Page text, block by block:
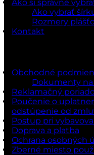
Ako si správne
Ako vybrať
Rozmery
Kontakt
Obchodné
Dokumenty
Reklamačný
Poučenie o
odstúpenie od
Postup pri
Doprava a platba
Ochrana osobných
Zberné miesto